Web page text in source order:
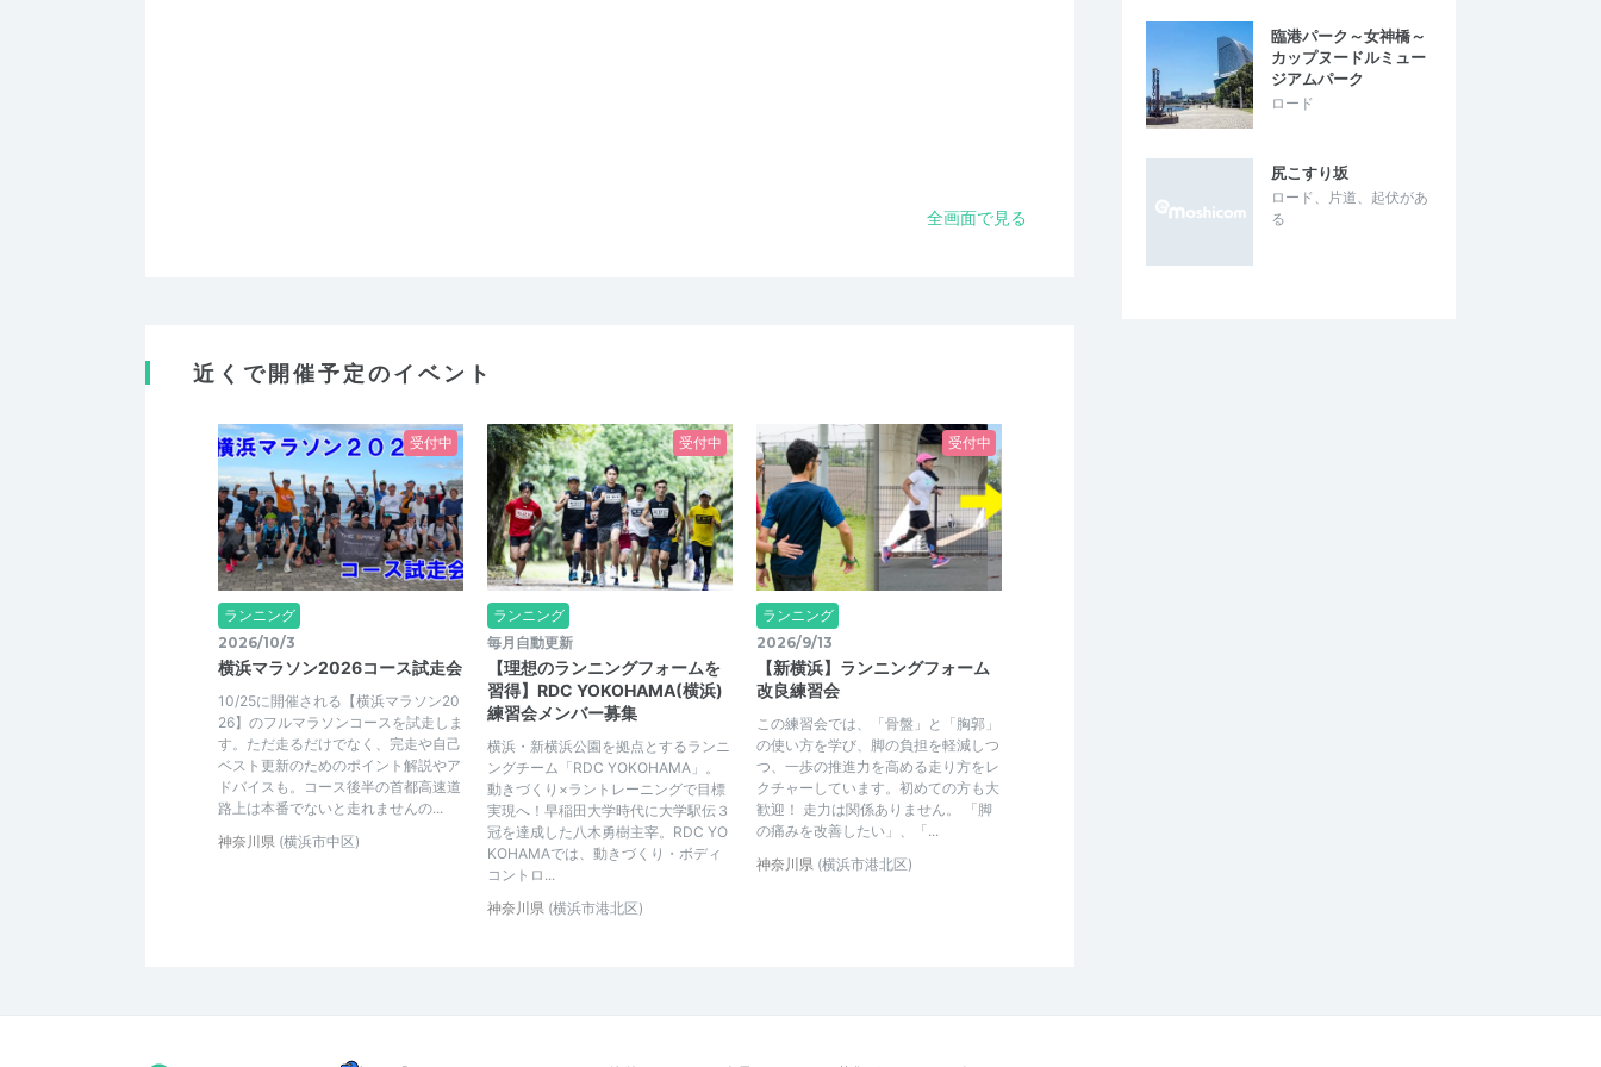
全画面で見る
近くで開催予定のイベント
受付中
ランニング
2026/10/3
横浜マラソン2026コース試走会
10/25に開催される【横浜マラソン20
26】のフルマラソンコースを試走しま
す。ただ走るだけでなく、完走や自己
ベスト更新のためのポイント解説やア
ドバイスも。コース後半の首都高速道
路上は本番でないと走れませんの...
神奈川県 (横浜市中区)
受付中
ランニング
毎月自動更新
【理想のランニングフォームを
習得】RDC YOKOHAMA(横浜)
練習会メンバー募集
横浜・新横浜公園を拠点とするランニ
ングチーム「RDC YOKOHAMA」。
動きづくり×ラントレーニングで目標
実現へ！早稲田大学時代に大学駅伝３
冠を達成した八木勇樹主宰。RDC YO
KOHAMAでは、動きづくり・ボディ
コントロ...
神奈川県 (横浜市港北区)
受付中
ランニング
2026/9/13
【新横浜】ランニングフォーム
改良練習会
この練習会では、「骨盤」と「胸郭」
の使い方を学び、脚の負担を軽減しつ
つ、一歩の推進力を高める走り方をレ
クチャーしています。初めての方も大
歓迎！ 走力は関係ありません。 「脚
の痛みを改善したい」、「...
神奈川県 (横浜市港北区)
臨港パーク～女神橋～
カップヌードルミュー
ジアムパーク
ロード
尻こすり坂
ロード、片道、起伏があ
る